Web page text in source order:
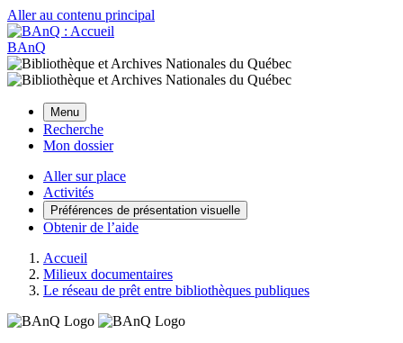
Aller au contenu principal
BAnQ
Menu
Recherche
Mon dossier
Aller sur place
Activités
Préférences de présentation visuelle
Obtenir de l’aide
Accueil
Milieux documentaires
Le réseau de prêt entre bibliothèques publiques